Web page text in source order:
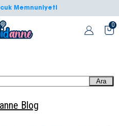
Memnuniyeti
0
Ara
Blog